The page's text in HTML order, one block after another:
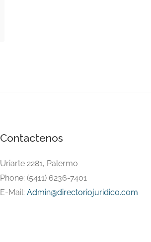
Contactenos
Uriarte 2281, Palermo
Phone: (5411) 6236-7401
E-Mail: Admin@directoriojuridico.com